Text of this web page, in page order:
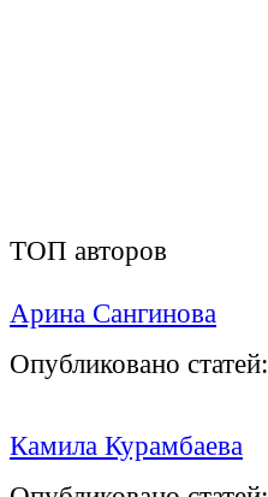
ТОП авторов
Арина Сангинова
Опубликовано статей:
Камила Курамбаева